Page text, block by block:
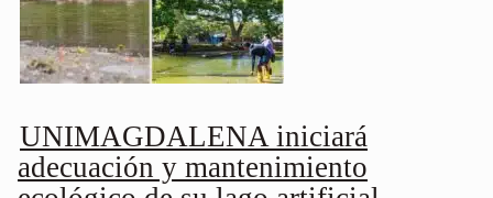
UNIMAGDALENA iniciará
adecuación y mantenimiento